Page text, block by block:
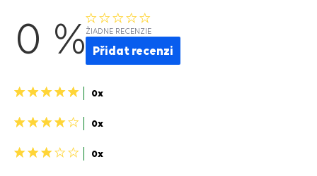
0 % ŽIADNE RECENZIE
Přidat recenzi
5
0x
4
0x
3
0x